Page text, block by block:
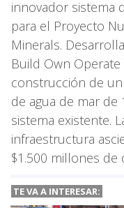
innovador sistema
para el Proyecto
Minerals.
Build Own
construcción de
de agua de mar de
sistema existente.
infraestructura
$1.500 millones de
TE VA A INTERESAR: